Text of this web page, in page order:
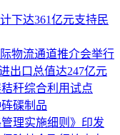
下达361亿元支持民
物流通道推介会举行
出口总值达247亿元
秆综合利用试点
磲制品
理实施细则》印发